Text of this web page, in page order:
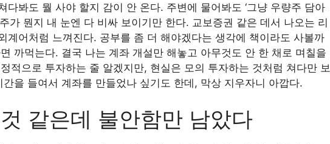
다봐도 뭘 사야 할지 감이 안 온다. 주변에 물어봐도 ‘그냥 우량주 담아
가 뭔지 내 눈엔 다 비싸 보이기만 한다. 교보증권 같은 데서 나오는 리
계어처럼 느껴진다. 공부를 좀 더 해야겠다는 생각에 책이라도 사볼까
까먹는다. 결국 나는 계좌 개설만 해놓고 아무것도 안 한 채로 며칠을
적으로 투자하는 줄 알겠지만, 현실은 모의 투자하는 것처럼 쳐다만 보
을 들여서 계좌를 만들었나 싶기도 한데, 막상 지우자니 아깝다.
같은데 불안함만 남았다